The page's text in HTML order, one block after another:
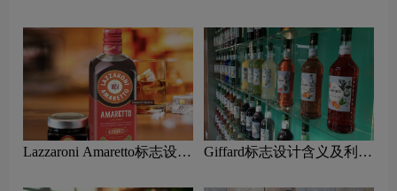
Lazzaroni Amaretto标志设计
Giffard标志设计含义及利口